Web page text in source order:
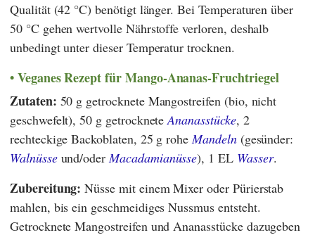
Qualität (42 °C) benötigt länger. Bei Temperaturen über
50 °C gehen wertvolle Nährstoffe verloren, deshalb
unbedingt unter dieser Temperatur trocknen.
Veganes Rezept für Mango-Ananas-Fruchtriegel
Zutaten: 50 g getrocknete Mangostreifen (bio, nicht
geschwefelt), 50 g getrockneteAnanasstücke, 2
rechteckige Backoblaten, 25 g rohe Mandeln(gesünder:
Walnüsseund/oder Macadamianüsse), 1 EL Wasser.
Zubereitung:Nüsse mit einem Mixer oder Pürierstab
mahlen, bis ein geschmeidiges Nussmus entsteht.
Getrocknete Mangostreifen und Ananasstücke dazugeben